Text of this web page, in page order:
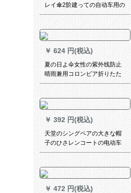
レイ傘2阶建っての自动车用の
长柄の伞と男女の晴雨両用の
ニュース
￥ 624 円(税込)
夏の日よ伞女性の紫外线防止
晴雨兼用コロンビア折りたた
みましたミニ超軽量カプセ
￥ 392 円(税込)
天堂のシングペアの大きな帽
子のひさレンコートの电动车
のオーートレイのバトリはも
ークの布の男女の枚の赤色の
爆发の金の色は気违になって
います。推荐を夺い取りま
￥ 472 円(税込)